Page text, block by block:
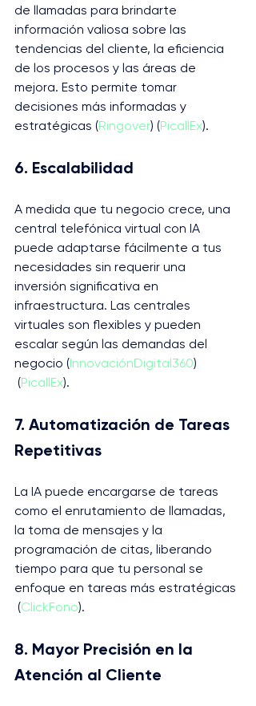
de llamadas para brindarte
información valiosa sobre las
tendencias del cliente, la eficiencia
de los procesos y las áreas de
mejora. Esto permite tomar
decisiones más informadas y
estratégicas​ (Ringover)​​ (PicallEx)​.
6. Escalabilidad
A medida que tu negocio crece, una
central telefónica virtual con IA
puede adaptarse fácilmente a tus
necesidades sin requerir una
inversión significativa en
infraestructura. Las centrales
virtuales son flexibles y pueden
escalar según las demandas del
negocio​ (InnovaciónDigital360)​​
(PicallEx)​.
7. Automatización de Tareas
Repetitivas
La IA puede encargarse de tareas
como el enrutamiento de llamadas,
la toma de mensajes y la
programación de citas, liberando
tiempo para que tu personal se
enfoque en tareas más estratégicas​
(ClickFono)​.
8. Mayor Precisión en la
Atención al Cliente